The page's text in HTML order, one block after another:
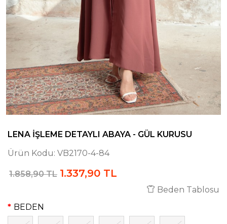
LENA İŞLEME DETAYLI ABAYA - GÜL KURUSU
Ürün Kodu: VB2170-4-84
1.858,90 TL 1.337,90 TL
Beden Tablosu
BEDEN